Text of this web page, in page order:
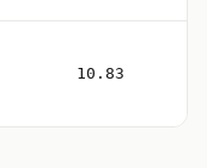
10.83